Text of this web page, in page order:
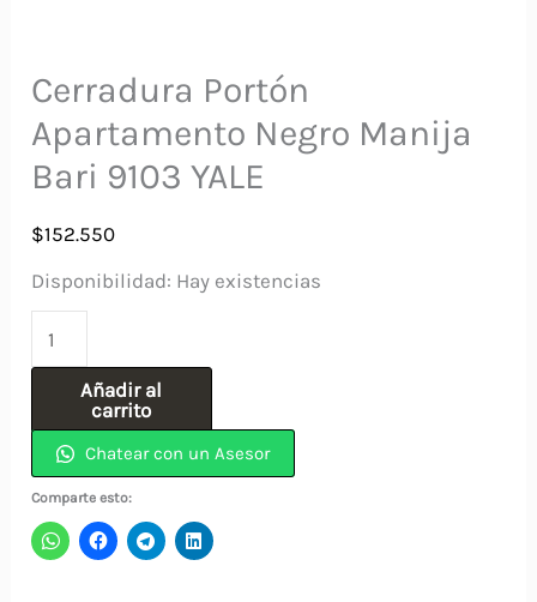
Cerradura Portón
Apartamento Negro Manija
Bari 9103 YALE
$152.550
Disponibilidad: Hay existencias
Portón
Apartamento
Negro
Manija
Bari
9103
Añadir al
carrito
Chatear con un Asesor
Comparte esto: